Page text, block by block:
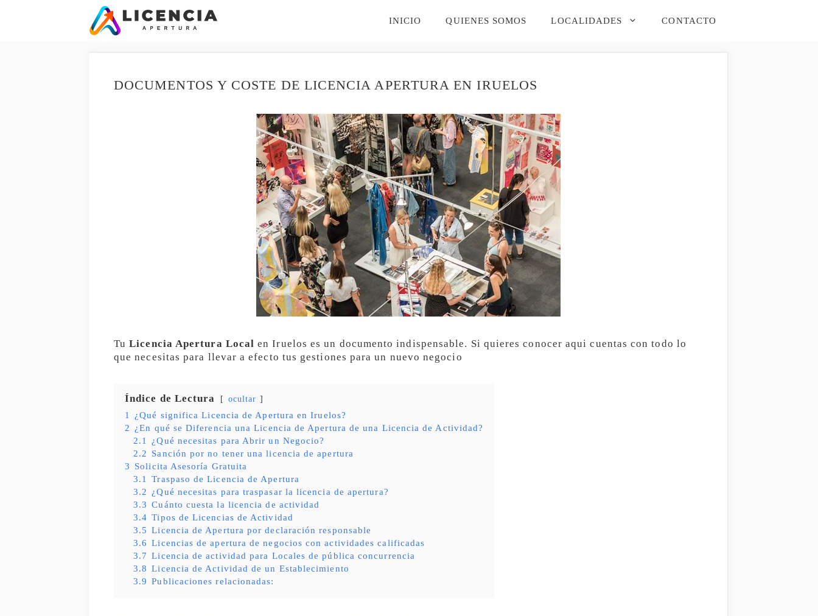
INICIO QUIENES SOMOS LOCALIDADES CONTACTO
DOCUMENTOS Y COSTE DE LICENCIA APERTURA EN IRUELOS
TuLicencia Apertura Local en Iruelos es un documento indispensable. Si quieres conocer aqui cuentas con todo lo
que necesitas para llevar a efecto tus gestiones para un nuevo negocio
Índice de Lectura ocultar
1
¿Qué significa Licencia de Apertura en Iruelos?
2 ¿En qué se Diferencia una Licencia de Apertura de una Licencia de Actividad?
2.1
¿Qué necesitas para Abrir un Negocio?
2.2 Sanción por no tener una licencia de apertura
3 Solicita Asesoría Gratuita
3.1
Traspaso de Licencia de Apertura
3.2 ¿Qué necesitas para traspasar la licencia de apertura?
3.3 Cuánto cuesta la licencia de actividad
3.4 Tipos de Licencias de Actividad
3.5 Licencia de Apertura por declaración responsable
3.6 Licencias de apertura de negocios con actividades calificadas
3.7 Licencia de actividad para Locales de pública concurrencia
3.8 Licencia de Actividad de un Establecimiento
3.9 Publicaciones relacionadas: